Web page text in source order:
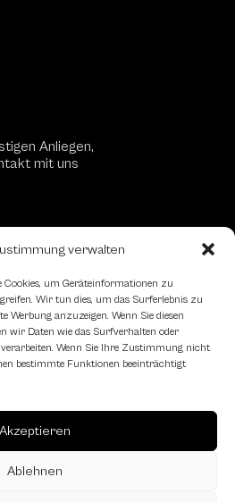
verwalten
Cookies, um Geräteinformationen zu
Wir tun dies, um das Surferlebnis zu
Werbung anzuzeigen. Wenn Sie diesen
wir Daten wie das Surfverhalten oder
verarbeiten. Wenn Sie Ihre Zustimmung nicht
bestimmte Funktionen beeinträchtigt
Akzeptieren
Ablehnen
Anliegen,
mit uns
Lokale